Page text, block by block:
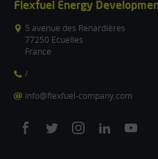
Flexfuel Energy
5 avenue des Renardières
77250 Ecuelles
France
/
info@flexfuel-company.com
On
On
On
On
On